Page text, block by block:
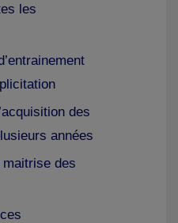
les
des
années
des